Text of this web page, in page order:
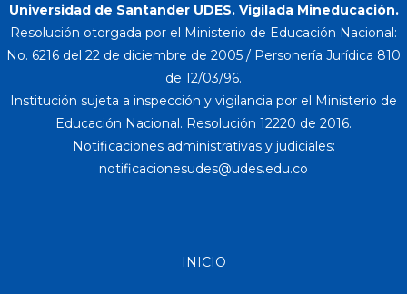
Universidad de Santander UDES. Vigilada Mineducación.
Resolución otorgada por el Ministerio de Educación Nacional:
No. 6216 del 22 de diciembre de 2005 / Personería Jurídica 810
de 12/03/96.
Institución sujeta a inspección y vigilancia por el Ministerio de
Educación Nacional. Resolución 12220 de 2016.
Notificaciones administrativas y judiciales:
INICIO